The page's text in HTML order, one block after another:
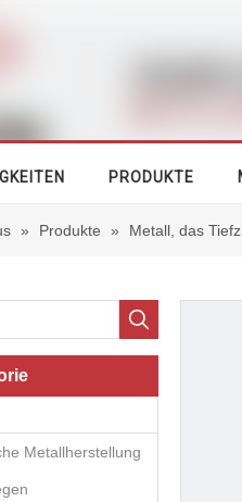
PRODUKTE
» Produkte » Metall, das
Metallherstellung